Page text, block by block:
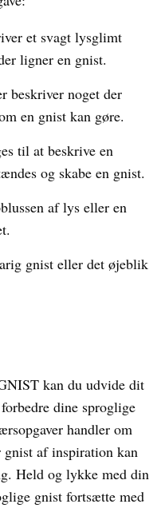
et svagt lysglimt
ligner en gnist.
beskriver noget der
en gnist kan gøre.
til at beskrive en
og skabe en gnist.
af lys eller en
gnist eller det øjeblik
kan du udvide dit
dine sproglige
handler om
gnist af inspiration kan
Held og lykke med din
gnist fortsætte med